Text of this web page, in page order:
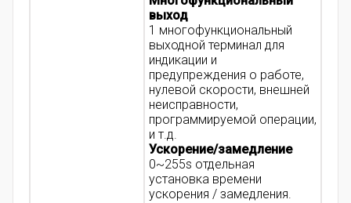
выход
1 многофункциональный
выходной терминал для
индикации и
предупреждения о работе,
нулевой скорости, внешней
неисправности,
программируемой операции,
и т.д.
Ускорение/замедление
0~255s отдельная
установка времени
ускорения / замедления.